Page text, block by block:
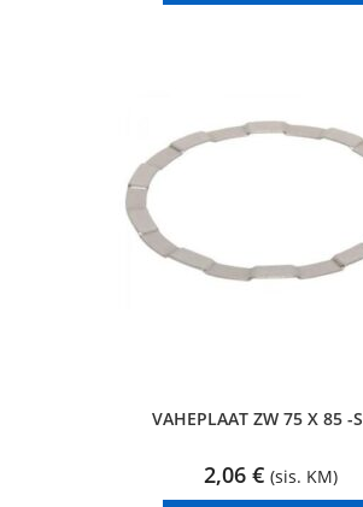
VAHEPLAAT ZW 75 X 85 -
2,06 € (sis. KM)